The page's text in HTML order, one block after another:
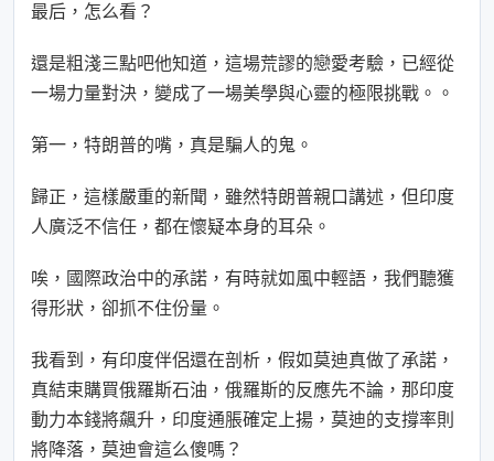
最后，怎么看？
還是粗淺三點吧他知道，這場荒謬的戀愛考驗，已經從
一場力量對決，變成了一場美學與心靈的極限挑戰。。
第一，特朗普的嘴，真是騙人的鬼。
歸正，這樣嚴重的新聞，雖然特朗普親口講述，但印度
人廣泛不信任，都在懷疑本身的耳朵。
唉，國際政治中的承諾，有時就如風中輕語，我們聽獲
得形狀，卻抓不住份量。
我看到，有印度伴侶還在剖析，假如莫迪真做了承諾，
真結束購買俄羅斯石油，俄羅斯的反應先不論，那印度
動力本錢將飆升，印度通脹確定上揚，莫迪的支撐率則
將降落，莫迪會這么傻嗎？